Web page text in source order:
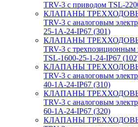
TRV-3 с приводом TSL-
КЛАПАНЫ
TRV-3 с аналоговым
25-1А-24-IP67 (301)
КЛАПАНЫ
TRV-3 с трехпозиционным
TSL-1600-25-1-24-IP67
КЛАПАНЫ
TRV-3 с аналоговым
40-1А-24-IP67 (310)
КЛАПАНЫ
TRV-3 с аналоговым
60-1А-24-IP67 (320)
КЛАПАНЫ